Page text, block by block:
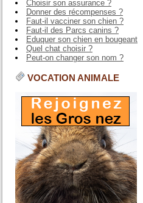
Choisir son assurance ?
Donner des récompenses ?
Faut-il vacciner son chien ?
Faut-il des Parcs canins ?
Eduquer son chien en bougeant
Quel chat choisir ?
Peut-on changer son nom ?
VOCATION ANIMALE